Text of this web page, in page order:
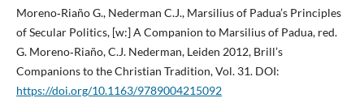
Moreno‑Riaño G., Nederman C.J., Marsilius of Padua’s Principles
of Secular Politics, [w:] A Companion to Marsilius of Padua, red.
G. Moreno‑Riaño, C.J. Nederman, Leiden 2012, Brill’s
Companions to the Christian Tradition, Vol. 31. DOI:
https://doi.org/10.1163/9789004215092